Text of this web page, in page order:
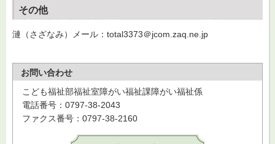
その他
漣（さざなみ）メール：total3373＠jcom.zaq.ne.jp
お問い合わせ
こども福祉部福祉室障がい福祉課障がい福祉係
電話番号：0797-38-2043
ファクス番号：0797-38-2160